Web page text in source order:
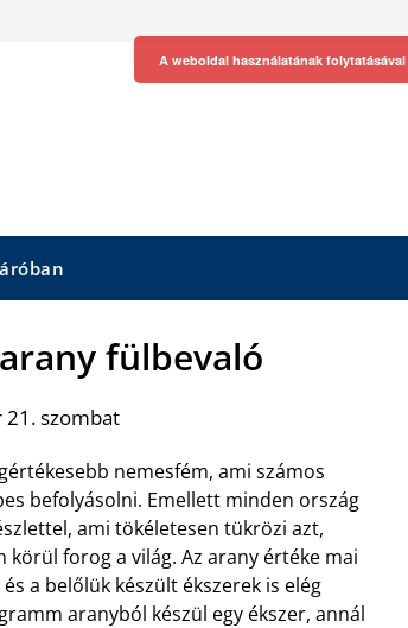
fülbevaló
21. szombat
nemesfém, ami számos
befolyásolni. Emellett minden ország
ami tökéletesen tükrözi azt,
körül forog a világ. Az arany értéke mai
a belőlük készült ékszerek is elég
aranyból készül egy ékszer, annál
A weboldal használatának